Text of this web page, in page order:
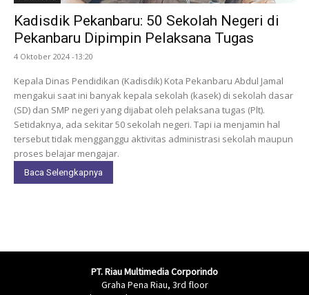
Kadisdik Pekanbaru: 50 Sekolah Negeri di
Pekanbaru Dipimpin Pelaksana Tugas
4 Oktober 2024 -13:20
Kepala Dinas Pendidikan (Kadisdik) Kota Pekanbaru Abdul Jamal
mengakui saat ini banyak kepala sekolah (kasek) di sekolah dasar
(SD) dan SMP negeri yang dijabat oleh pelaksana tugas (Plt).
Setidaknya, ada sekitar 50 sekolah negeri. Tapi ia menjamin hal
tersebut tidak mengganggu aktivitas administrasi sekolah maupun
proses belajar mengajar.
Baca Selengkapnya
PT. Riau Multimedia Corporindo
Graha Pena Riau, 3rd floor